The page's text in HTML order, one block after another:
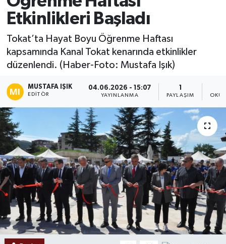
Etkinlikleri Başladı
Tokat’ta Hayat Boyu Öğrenme Haftası
kapsamında Kanal Tokat kenarında etkinlikler
düzenlendi. (Haber-Foto: Mustafa Işık)
MUSTAFA IŞIK
EDITÖR
04.06.2026 - 15:07
YAYINLANMA
1
PAYLAŞIM
Ekonomi
Sağlık
Tokat Haber